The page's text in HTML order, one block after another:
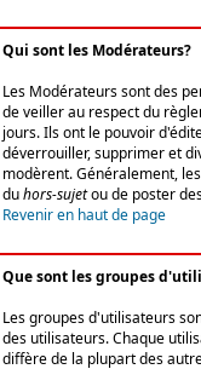
Qui sont les Modérateurs?
Les Modérateurs sont des
de veiller au respect du
jours. Ils ont le pouvoir
déverrouiller, supprimer et
modèrent. Généralement,
duhors-sujetou de poster
Revenir en haut de page
Que sont les groupes
Les groupes d'utilisateurs
des utilisateurs. Chaque
diffère de la plupart des